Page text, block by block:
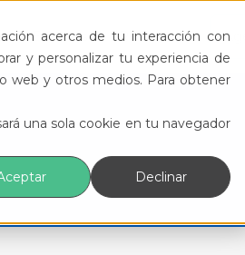
acerca de tu interacción con
y personalizar tu experiencia de
web y otros medios. Para obtener
una sola cookie en tu navegador
Declinar
Eventos Recursos